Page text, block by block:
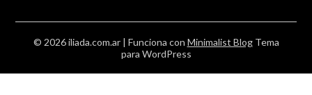
© 2026 iliada.com.ar | Funciona con Minimalist BlogTema
para WordPress